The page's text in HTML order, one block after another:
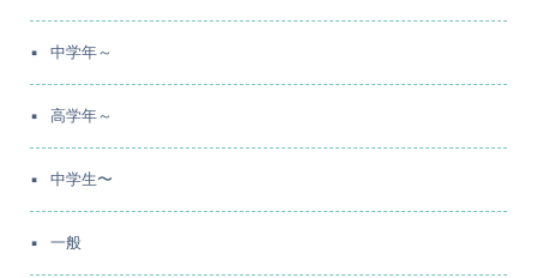
中学年～
高学年～
中学生〜
一般